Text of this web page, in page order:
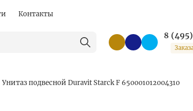
Контакты
8
Унитаз подвесной Duravit Starck F 650001012004310